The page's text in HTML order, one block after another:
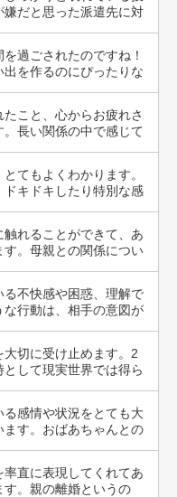
嫌だと思った派遣先に対
過ごされたのですね！
を作るのにぴったりな
こと、心からお疲れさ
。長い関係の中で感じて
てもよくわかります。
ドキドキしたり特別な感
触れることができて、あ
す。母親との関係につい
る不快感や困惑、理解で
な行動は、相手の意図が
大切に受け止めます。2
して現実世界では得ら
る感情や状況をとても大
ます。おばあちゃんとの
率直に表現してくれてあ
す。親の離婚というの